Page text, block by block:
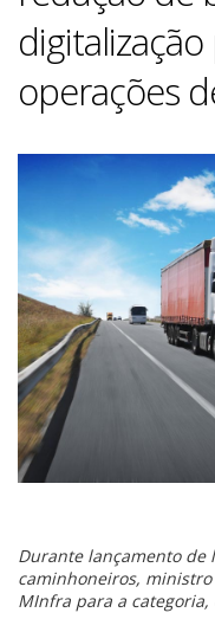
operações
Durante lançamento de
caminhoneiros,
MInfra para a categoria,